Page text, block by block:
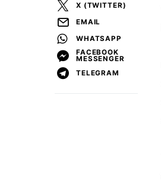
X (TWITTER)
EMAIL
WHATSAPP
FACEBOOK
MESSENGER
TELEGRAM